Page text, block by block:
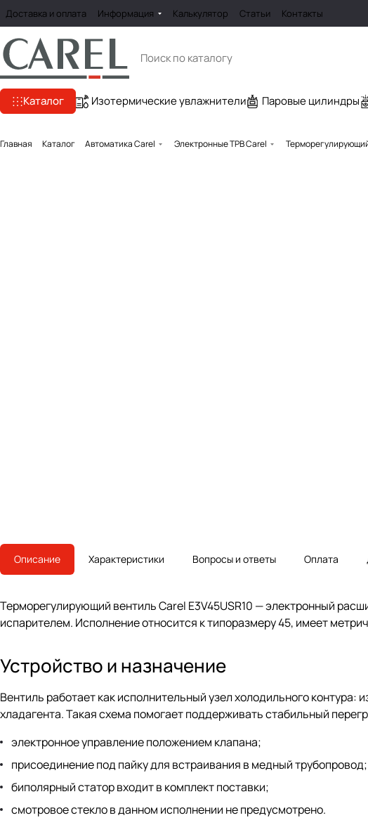
Доставка и оплата Информация Калькулятор Статьи Контакты
Каталог Изотермические увлажнители Паровые цилиндры
Главная Каталог Автоматика Carel Электронные ТРВ Carel
Описание Характеристики Вопросы и ответы Оплата
Терморегулирующий вентиль Carel E3V45USR10 — электронный
испарителем. Исполнение относится к типоразмеру 45, имеет
Устройство и назначение
Вентиль работает как исполнительный узел холодильного
хладагента. Такая схема помогает поддерживать стабильный
электронное управление положением клапана;
присоединение под пайку для встраивания в медный трубопровод;
биполярный статор входит в комплект поставки;
смотровое стекло в данном исполнении не предусмотрено.